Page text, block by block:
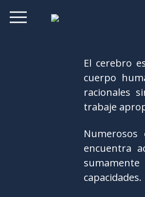
El cerebro
cuerpo
racionales
trabaje
encuentra
capacidades.